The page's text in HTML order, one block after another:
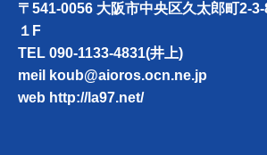
〒541-0056 大阪市中央区久太郎町2-
１F
TEL 090-1133-4831(井上)
meil koub@aioros.ocn.ne.jp
web http://la97.net/